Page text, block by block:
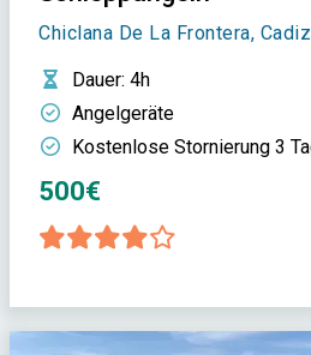
Chiclana De La Frontera, Cadiz
Dauer: 4h
Angelgeräte
Kostenlose Stornierung 3
500€